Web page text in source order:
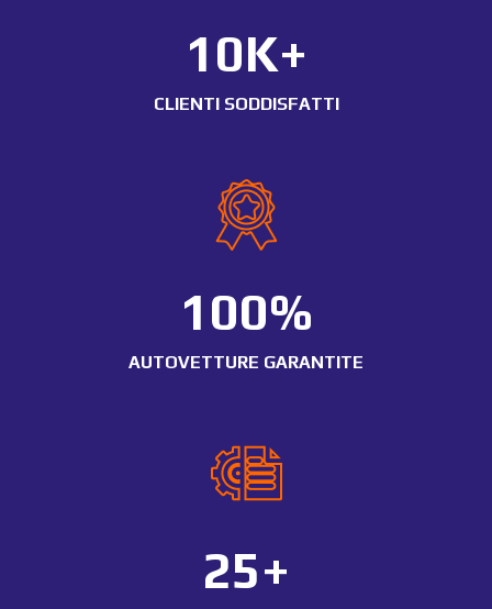
10K+
CLIENTI SODDISFATTI
100%
AUTOVETTURE GARANTITE
25+